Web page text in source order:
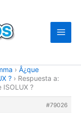
› Â¿que
? › Respuesta a:
?
#79026